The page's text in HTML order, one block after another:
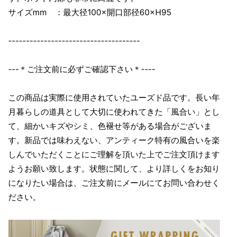
サイズmm ：最大径100×開口部径60×H95
-------------------------------------
---＊ご注文前に必ずご確認下さい＊----
この商品は実際に使用されていたユーズド品です。長い年
月暮らしの道具として大切に使われてきた「風合い」とし
て、細かいキズやシミ、色褪せ等がある場合がございま
す。新品では味わえない、アンティーク特有の風合いを楽
しんでいただくことにご理解を頂いた上でご注文頂けます
ようお願い致します。状態に関して、より詳しくをお知り
になりたい場合は、ご注文前にメールにてお問い合わせく
ださい。